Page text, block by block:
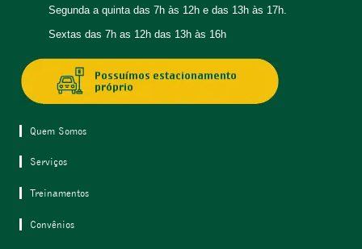
Segunda a quinta das 7h às 12h e das 13h às 17h.
Sextas das 7h as 12h das 13h às 16h
Quem Somos
Serviços
Treinamentos
Convênios